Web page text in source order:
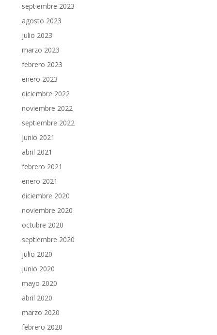
septiembre 2023
agosto 2023
julio 2023
marzo 2023
febrero 2023
enero 2023
diciembre 2022
noviembre 2022
septiembre 2022
junio 2021
abril 2021
febrero 2021
enero 2021
diciembre 2020
noviembre 2020
octubre 2020
septiembre 2020
julio 2020
junio 2020
mayo 2020
abril 2020
marzo 2020
febrero 2020